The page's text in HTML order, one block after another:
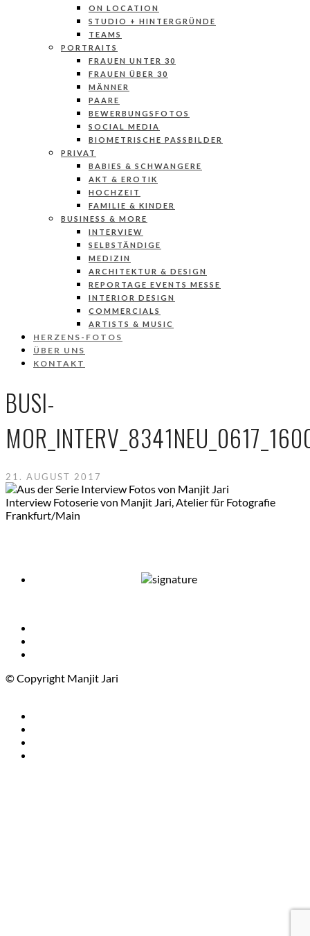
ON LOCATION
STUDIO + HINTERGRÜNDE
TEAMS
PORTRAITS
FRAUEN UNTER 30
FRAUEN ÜBER 30
MÄNNER
PAARE
BEWERBUNGSFOTOS
SOCIAL MEDIA
BIOMETRISCHE PASSBILDER
PRIVAT
BABIES & SCHWANGERE
AKT & EROTIK
HOCHZEIT
FAMILIE & KINDER
BUSINESS & MORE
INTERVIEW
SELBSTÄNDIGE
MEDIZIN
ARCHITEKTUR & DESIGN
REPORTAGE EVENTS MESSE
INTERIOR DESIGN
COMMERCIALS
ARTISTS & MUSIC
HERZENS-FOTOS
ÜBER UNS
KONTAKT
BUSI-
21. AUGUST 2017
Interview Fotoserie von Manjit Jari, Atelier für Fotografie
Frankfurt/Main
© Copyright Manjit Jari